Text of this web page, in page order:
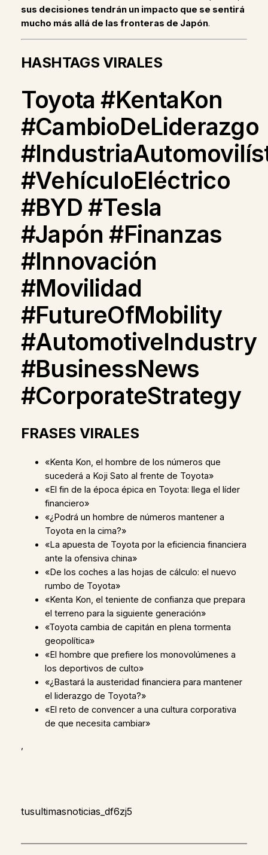
sus decisiones tendrán un impacto que se sentirá
mucho más allá de las fronteras de Japón.
HASHTAGS VIRALES
Toyota #KentaKon
#CambioDeLiderazgo
#VehículoEléctrico
#BYD #Tesla
#Japón #Finanzas
#Innovación
#Movilidad
#FutureOfMobility
#AutomotiveIndustry
#BusinessNews
#CorporateStrategy
FRASES VIRALES
«Kenta Kon, el hombre de los números que
sucederá a Koji Sato al frente de Toyota»
«El fin de la época épica en Toyota: llega el líder
financiero»
«¿Podrá un hombre de números mantener a
Toyota en la cima?»
«La apuesta de Toyota por la eficiencia financiera
ante la ofensiva china»
«De los coches a las hojas de cálculo: el nuevo
rumbo de Toyota»
«Kenta Kon, el teniente de confianza que prepara
el terreno para la siguiente generación»
«Toyota cambia de capitán en plena tormenta
geopolítica»
«El hombre que prefiere los monovolúmenes a
los deportivos de culto»
«¿Bastará la austeridad financiera para mantener
el liderazgo de Toyota?»
«El reto de convencer a una cultura corporativa
de que necesita cambiar»
,
tusultimasnoticias_df6zj5